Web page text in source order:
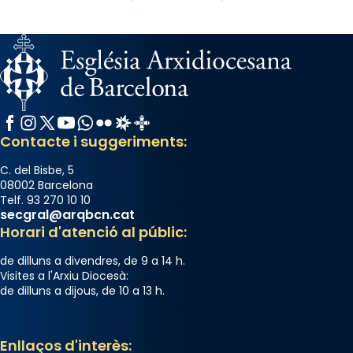
Photo
View on Facebook Share
2 weeks ago
Memòria de les santes Juliana i
Semproniana, verges i màrtirs.
Acompanyant la història de sant Cugat, a
partir de l’Edat Mitjana sorgeix la tradició
que les santes Juliana (“relatiu a Júlia”) i
Semproniana (“relatiu a Semprònia =
eterna”) són deixebles seves. I l’any 1667, el
frare Joan Gaspar Roig, afirma en una obra
Mataró en reivindicarà les relíquies fins que
Facebook
Instagram
X / Twitter
YouTube
WhatsApp
FlickrRadio Estel
Catalunya Cristiana
Contacte i suggeriments:
C. del Bisbe, 5
08002 Barcelona
Telf. 93 270 10 10
secgral@arqbcn.cat
Horari d'atenció al públic:
de dilluns a divendres, de 9 a 14 h.
Visites a l'Arxiu Diocesà:
de dilluns a dijous, de 10 a 13 h.
Enllaços d'interès: